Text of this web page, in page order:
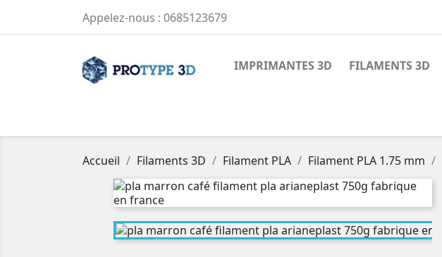
Appelez-nous : 0685123679
IMPRIMANTES 3D FILAMENTS 3D
Accueil Filaments 3D Filament PLA Filament PLA 1.75 mm